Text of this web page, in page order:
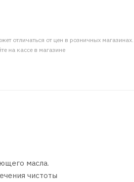
отличаться от цен в розничных
на кассе в магазине
масла.
чистоты